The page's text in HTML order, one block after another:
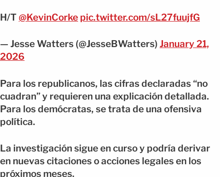
H/T @KevinCorke pic.twitter.com/sL27fuujfG
— Jesse Watters (@JesseBWatters) January 21,
2026
Para los republicanos, las cifras declaradas “no
cuadran” y requieren una explicación detallada.
Para los demócratas, se trata de una ofensiva
política.
La investigación sigue en curso y podría derivar
en nuevas citaciones o acciones legales en los
próximos meses.